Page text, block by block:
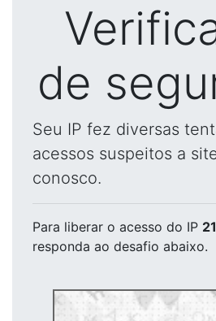
de
Seu IP fez diversas
acessos suspeitos a
conosco.
Para liberar o acesso do IP
responda ao desafio abaixo.